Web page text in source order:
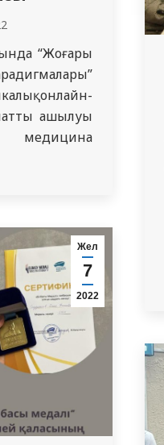
“Жоғары
онлайн-
ашылуы
Қазақстан),
ZOOM
аудитория
қатысушы
басқару
резидент
Жел
7
2022